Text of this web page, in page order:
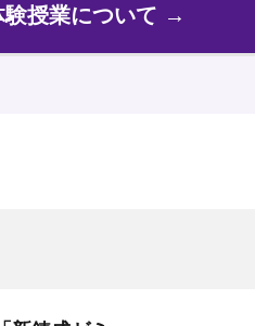
験授業について →